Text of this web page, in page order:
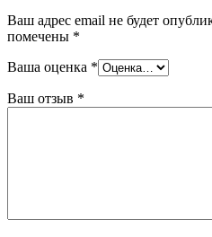
Ваш адрес email не будет
помечены *
Ваша оценка *
Ваш отзыв *